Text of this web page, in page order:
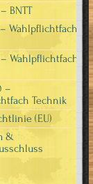
BNTT
Wahlpflichtfach
Wahlpflichtfach
–
Technik
(EU)
&